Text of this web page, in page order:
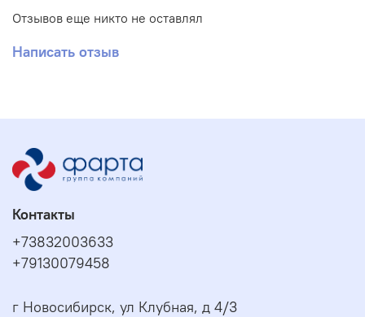
Отзывов еще никто не оставлял
Написать отзыв
Контакты
+73832003633
+79130079458
г Новосибирск, ул Клубная, д 4/3